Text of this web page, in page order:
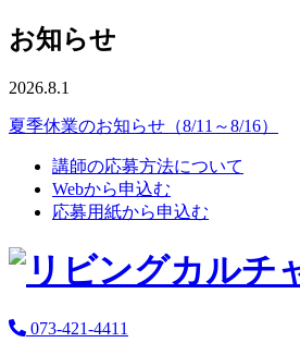
お知らせ
2026.8.1
夏季休業のお知らせ（8/11～8/16）
講師の応募方法について
Webから申込む
応募用紙から申込む
073-421-4411